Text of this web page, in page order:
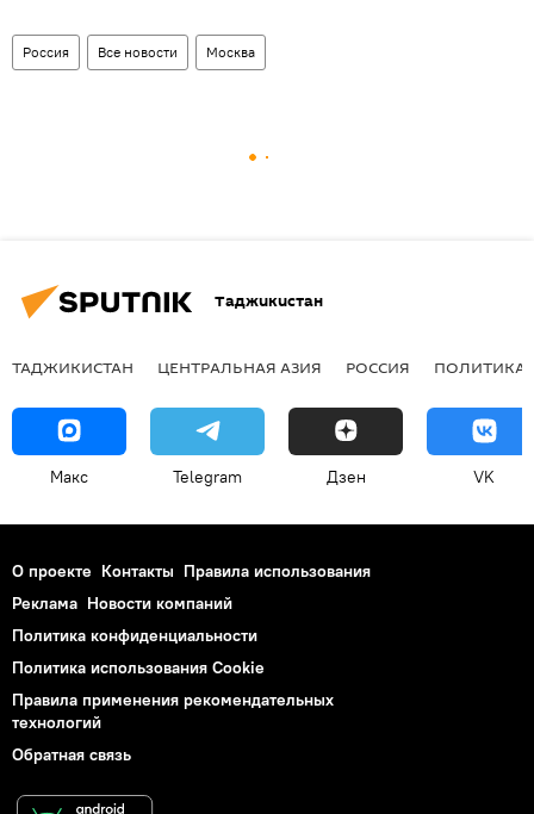
Россия Все новости Москва
Таджикистан
ТАДЖИКИСТАН ЦЕНТРАЛЬНАЯ АЗИЯ РОССИЯ ПОЛИТИКА
Макс Telegram Дзен VK
О проекте Контакты Правила использования
Реклама Новости компаний
Политика конфиденциальности
Политика использования Cookie
Правила применения рекомендательных
технологий
Обратная связь